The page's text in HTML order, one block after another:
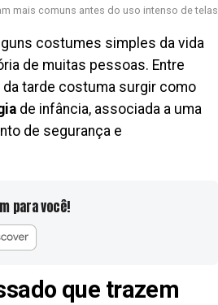
mais comuns antes do uso intenso de telas
costumes simples da vida
de muitas pessoas. Entre
tarde costuma surgir como
de infância, associada a uma
de segurança e
para você!
que trazem